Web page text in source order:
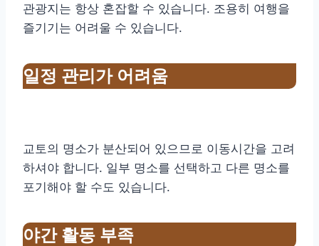
관광지는 항상 혼잡할 수 있습니다. 조용히 여행을
즐기기는 어려울 수 있습니다.
일정 관리가 어려움
교토의 명소가 분산되어 있으므로 이동시간을 고려
하셔야 합니다. 일부 명소를 선택하고 다른 명소를
포기해야 할 수도 있습니다.
야간 활동 부족